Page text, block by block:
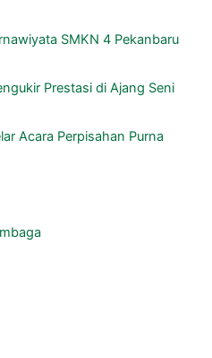
SMKN 4 Pekanbaru
Prestasi di Ajang Seni
Acara Perpisahan Purna